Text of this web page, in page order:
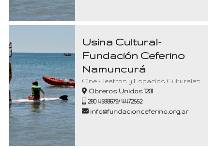
Usina Cultural-
Fundación Ceferino
Namuncurá
Cine - Teatros y Espacios Culturales
Obreros Unidos 1201
280 4588679/ 4472552
info@fundacionceferino.org.ar